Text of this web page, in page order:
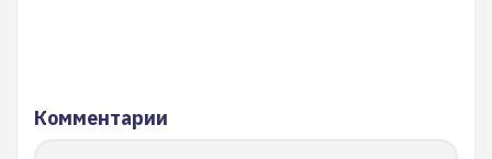
Комментарии